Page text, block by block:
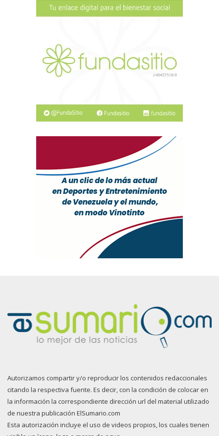
Autorizamos compartir y/o reproducir los contenidos redaccionales
citando la respectiva fuente. Es decir, con la condición de colocar en
la información la correspondiente dirección url del material utilizado
de nuestra publicación ElSumario.com
Esta autorización incluye el uso de videos propios, los cuales tienen